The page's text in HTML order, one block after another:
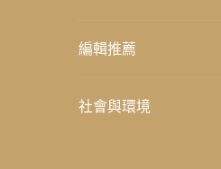
編輯推薦
社會與環境